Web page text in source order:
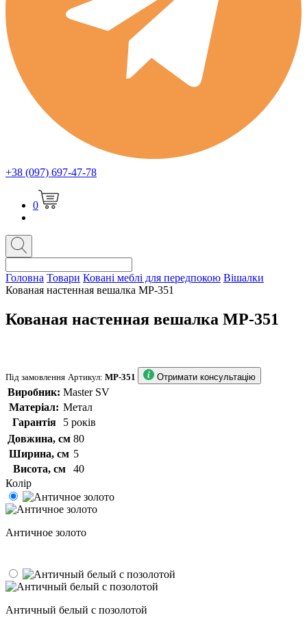
+38 (097) 697-47-78
0
Головна Товари Ковані меблі для передпокою Вішалки
Кованая настенная вешалка MP-351
Кованая настенная вешалка MP-351
Під замовлення Артикул: MP-351 Отримати консультацію
Виробник: Master SV
Матеріал: Метал
Гарантія
5 років
Довжина, см 80
Ширина, см 5
Висота, см
40
Колір
Античное золото
Античный белый с позолотой